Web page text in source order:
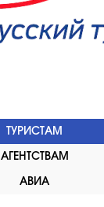
ТУРИСТАМ
АГЕНТСТВАМ
АВИА